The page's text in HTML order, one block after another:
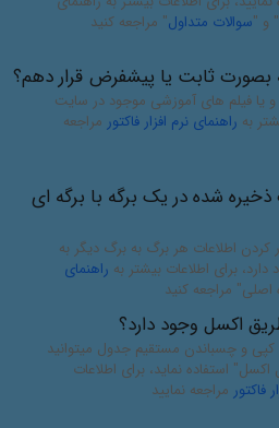
" و "سوالات متداول" مراجعه کنید
بصورت ثابت یا پیشفرض قرار دهم؟
و یا فیلم های آموزشی موجود در سایت
به راهنمای نرم افزار فاکتور مراجعه
شده در یک برگه با برگه ای
کردن اطلاعات هر برگ به برگ دیگر به
برای اطلاعات بیشتر به راهنمای
مراجعه کنید
اکسل وجود دارد؟
کپی و چسباندن مستقیم جدول میتوانید
اکسل" استفاده نماید، برای اطلاعات
فاکتور مراجعه نمایید